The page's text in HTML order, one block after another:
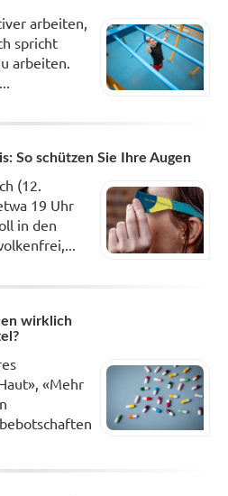
arbeiten,
spricht
arbeiten.
So schützen Sie Ihre Augen
(12.
19 Uhr
in den
wirklich
«Mehr